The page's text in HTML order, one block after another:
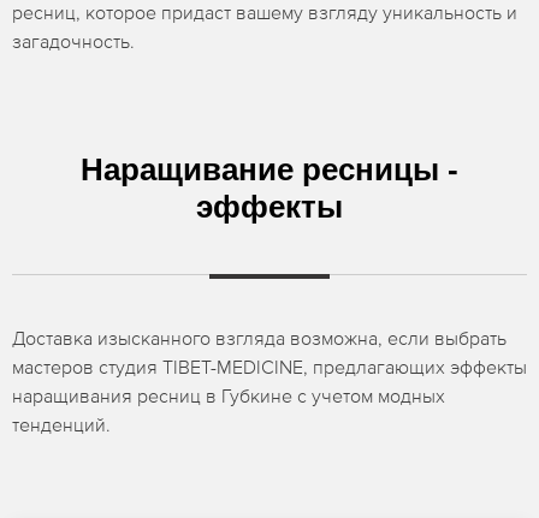
ресниц, которое придаст вашему взгляду уникальность и
загадочность.
Наращивание ресницы -
эффекты
Доставка изысканного взгляда возможна, если выбрать
мастеров студия TIBET-MEDICINE, предлагающих эффекты
наращивания ресниц в Губкине с учетом модных
тенденций.